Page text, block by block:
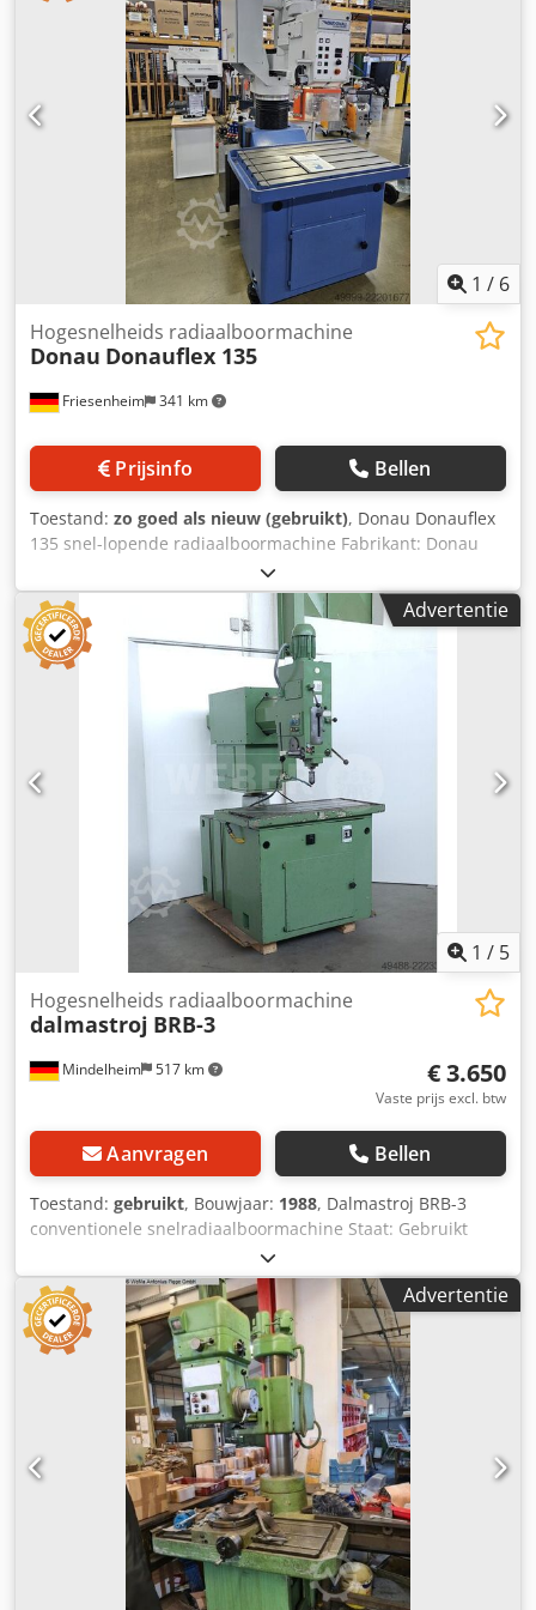
voor mechanica, elektriciteit en veiligheidsuitrusting
Draadsnijinrichting: JA -Aanvoersnelheid: 0,075 - 0,3
mm/omw. -Afmetingen: 1800/1235/H2240 mm -Gewicht:
1 / 6
Friesenheim 341 km
Hogesnelheids radiaalboormachine
Donau Donauflex 135
Prijsinfo Bellen
Toestand: zo goed als nieuw (gebruikt), Donau Donauflex
135 snel-lopende radiaalboormachine Fabrikant: Donau
Type: Donauflex 135 Dcsdezgvmqspfx Acrek Bouwjaar:
2020 Staat: Zeer goed, gebruikt maar als nieuw Direct uit
voorraad leverbaar.
Advertentie
1 / 5
Mindelheim 517 km
Hogesnelheids radiaalboormachine
dalmastroj BRB-3
€ 3.650
Vaste prijs excl. btw
Aanvragen Bellen
Toestand: gebruikt, Bouwjaar: 1988, Dalmastroj BRB-3
conventionele snelradiaalboormachine Staat: Gebruikt
Bouwjaar: 1988 Technische gegevens Boorcapaciteit in
staal: Ø 30 mm Reikwijdte: 430 - 1000 mm Kolomdiameter:
200 mm Werkstukhoogte: 500 mm Dedpfxszhuals Acreck
Boorspindelopname: MK 4 Toerentalbereik: 100 tot 1120
1/min (8) Kopzwenking: 360° Motoraansluiting: 1,4 / 1,8 kW
Aansluiting: 400 V Machinegewicht: ca. 2100 kg incl.
toebehoren Uitrusting: - Koelvloeistofvoet met pomp -
Draadtapinrichting - Boordiepteaanslag - Boorkop
Advertentie